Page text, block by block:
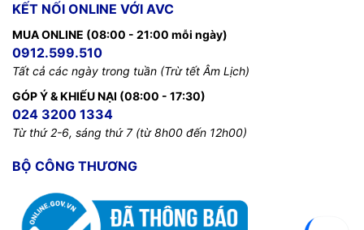
KẾT NỐI ONLINE VỚI AVC
MUA ONLINE (08:00 - 21:00 mỗi ngày)
0912.599.510
Tất cả các ngày trong tuần (Trừ tết Âm Lịch)
GÓP Ý & KHIẾU NẠI (08:00 - 17:30)
024 3200 1334
Từ thứ 2-6, sáng thứ 7 (từ 8h00 đến 12h00)
BỘ CÔNG THƯƠNG